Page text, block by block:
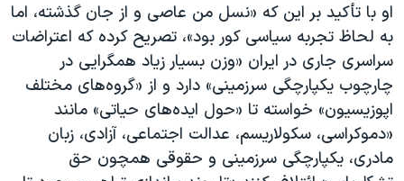
او با تأکید بر این که «نسل من عاصی و از جان گذشته،‌ اما
به لحاظ تجربه سیاسی کور بود»، تصریح کرده که اعتراضات
سراسری جاری در ایران «وزن بسیار زیاد همگرایی در
چارچوب یکپارچگی سرزمینی» دارد و از «گروه‌های مختلف
اپوزیسیون» خواسته تا «حول ایده‌های حیاتی» مانند
«دموکراسی، سکولاریسم، عدالت اجتماعی، آزادی، زبان
مادری، یکپارچگی سرزمینی و حقوقی همچون حق